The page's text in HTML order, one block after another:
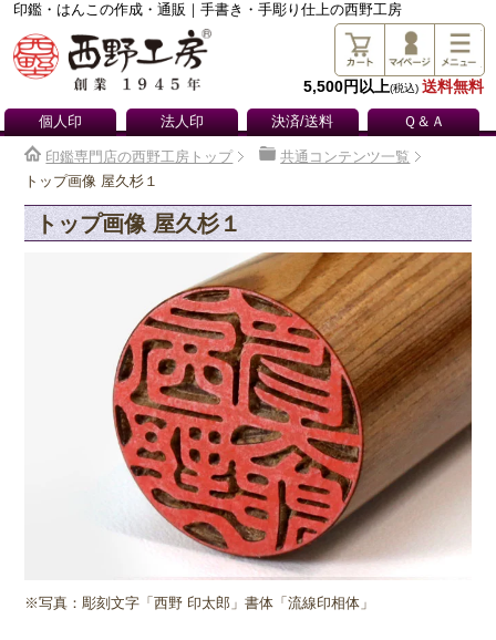
印鑑・はんこの作成・通販｜手書き・手彫り仕上の西野工房
5,500円以上(税込) 送料無料
個人印 法人印 決済/送料 Ｑ＆Ａ
印鑑専門店の西野工房トップ
共通コンテンツ一覧
トップ画像 屋久杉１
トップ画像 屋久杉１
※写真：彫刻文字「西野 印太郎」書体「流線印相体」